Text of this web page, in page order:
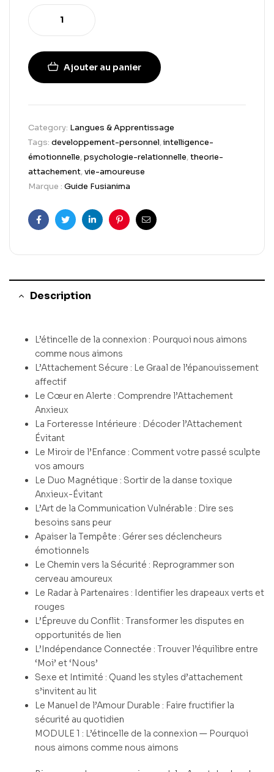
Ajouter au panier
Category: Langues & Apprentissage
Tags: developpement-personnel,intelligence-
émotionnelle,psychologie-relationnelle,theorie-
attachement,vie-amoureuse
Marque : Guide Fusianima
FacebookTwitterLinkedinPinterestEmail
Description
L’étincelle de la connexion : Pourquoi nous aimons
comme nous aimons
L’Attachement Sécure : Le Graal de l’épanouissement
affectif
Le Cœur en Alerte : Comprendre l’Attachement
Anxieux
La Forteresse Intérieure : Décoder l’Attachement
Évitant
Le Miroir de l’Enfance : Comment votre passé sculpte
vos amours
Le Duo Magnétique : Sortir de la danse toxique
Anxieux-Évitant
L’Art de la Communication Vulnérable : Dire ses
besoins sans peur
Apaiser la Tempête : Gérer ses déclencheurs
émotionnels
Le Chemin vers la Sécurité : Reprogrammer son
cerveau amoureux
Le Radar à Partenaires : Identifier les drapeaux verts et
rouges
L’Épreuve du Conflit : Transformer les disputes en
opportunités de lien
L’Indépendance Connectée : Trouver l’équilibre entre
‘Moi’ et ‘Nous’
Sexe et Intimité : Quand les styles d’attachement
s’invitent au lit
Le Manuel de l’Amour Durable : Faire fructifier la
sécurité au quotidien
MODULE 1 : L’étincelle de la connexion — Pourquoi
nous aimons comme nous aimons